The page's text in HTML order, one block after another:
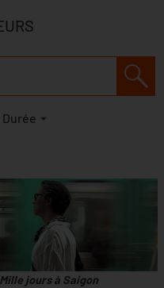
Durée
Mille jours à Saigon